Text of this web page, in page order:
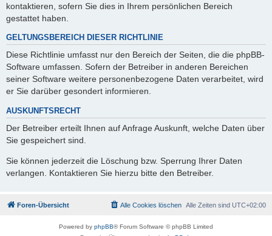
kontaktieren, sofern Sie dies in Ihrem persönlichen Bereich
gestattet haben.
GELTUNGSBEREICH DIESER RICHTLINIE
Diese Richtlinie umfasst nur den Bereich der Seiten, die die phpBB-
Software umfassen. Sofern der Betreiber in anderen Bereichen
seiner Software weitere personenbezogene Daten verarbeitet, wird
er Sie darüber gesondert informieren.
AUSKUNFTSRECHT
Der Betreiber erteilt Ihnen auf Anfrage Auskunft, welche Daten über
Sie gespeichert sind.
Sie können jederzeit die Löschung bzw. Sperrung Ihrer Daten
verlangen. Kontaktieren Sie hierzu bitte den Betreiber.
Foren-Übersicht Alle Zeiten sind UTC+02:00
Alle Cookies löschen
Powered by phpBB® Forum Software © phpBB Limited